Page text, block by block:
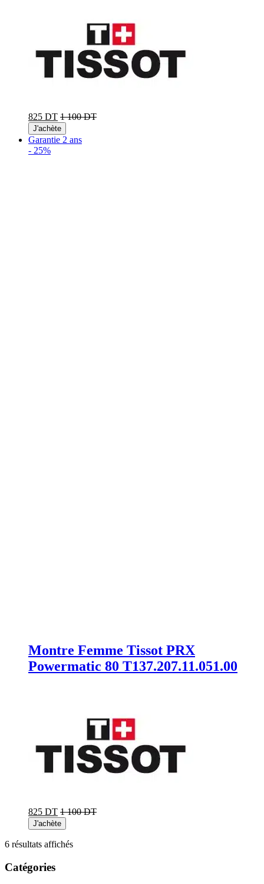
825 DT 1 100 DT
J'achète
Garantie 2 ans
- 25%
Montre Femme Tissot PRX
Powermatic 80 T137.207.11.051.00
825 DT 1 100 DT
J'achète
6 résultats affichésTrié
Catégories